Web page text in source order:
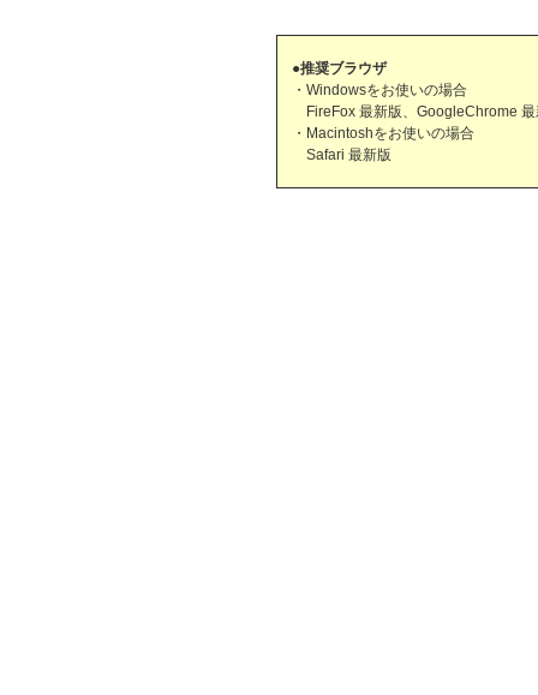
●推奨ブラウザ
・Windowsをお使いの場合
FireFox 最新版、GoogleChrome 最
・Macintoshをお使いの場合
Safari 最新版